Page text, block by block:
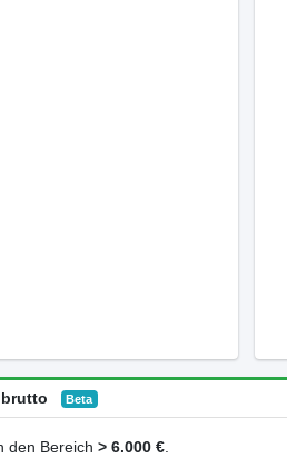
brutto Beta
den Bereich> 6.000 €